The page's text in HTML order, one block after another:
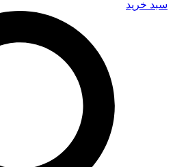
سبد خرید